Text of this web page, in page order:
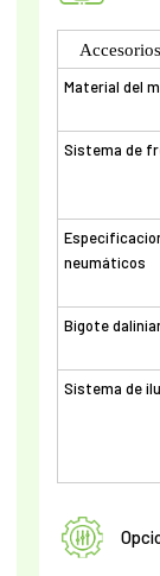
Material del
Sistema de
neumáticos
Bigote
Sistema de